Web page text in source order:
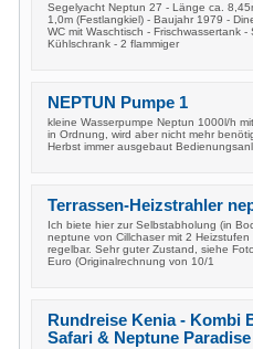
Segelyacht Neptun 27 - Länge ca.
1,0m (Festlangkiel) - Baujahr 1979 -
WC mit Waschtisch - Frischwassertank
Kühlschrank - 2 flammiger
NEPTUN Pumpe 1
kleine Wasserpumpe Neptun 1000l/h
in Ordnung, wird aber nicht mehr
Herbst immer ausgebaut
Terrassen-Heizstrahler
Ich biete hier zur Selbstabholung (in
neptune von Cillchaser mit 2
regelbar. Sehr guter Zustand, siehe
Euro (Originalrechnung von 10/1
Rundreise Kenia - Kombi
Safari & Neptune